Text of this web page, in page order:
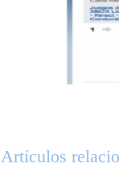
Artículos